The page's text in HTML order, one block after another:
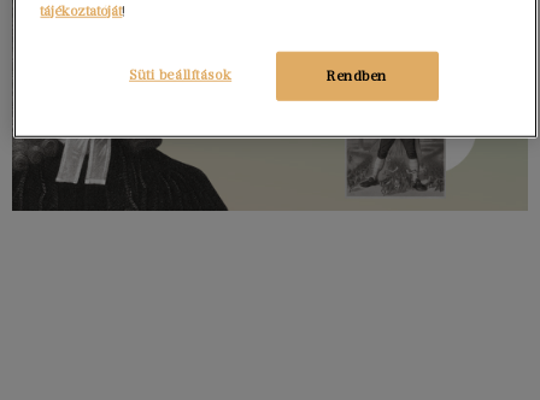
tájékoztatóját!
Rendben
Süti beállítások